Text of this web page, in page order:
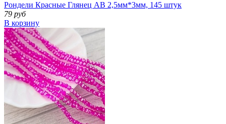
Рондели Красные Глянец АВ 2,5мм*3мм, 145 штук
79 руб
В корзину